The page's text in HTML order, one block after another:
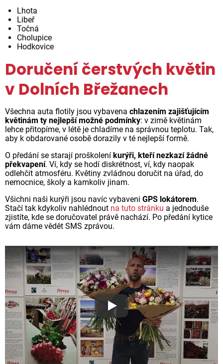
Lhota
Libeř
Točná
Cholupice
Hodkovice
Doručení čerstvých květin
v Dolních Břežanech
Všechna auta flotily jsou vybavena chlazením zajišťujícím
květinám ty nejlepší možné podmínky: v zimě květinám
lehce přitopíme, v létě je chladíme na správnou teplotu. Tak,
aby k obdarované osobě dorazily v té nejlepší formě.
O předání se starají proškolení kurýři, kteří nezkazí žádné
překvapení. Ví, kdy se hodí diskrétnost, ví, kdy naopak
odlehčit atmosféru. Květiny zvládnou doručit na úřad, do
nemocnice, školy a kamkoliv jinam.
Všichni naši kurýři jsou navíc vybaveni GPS lokátorem.
Stačí tak kdykoliv nahlédnout na tuto stránku a jednoduše
zjistíte, kde se doručovatel právě nachází. Po předání kytice
vám dáme vědět SMS zprávou.
Proč jsou květiny z Florea